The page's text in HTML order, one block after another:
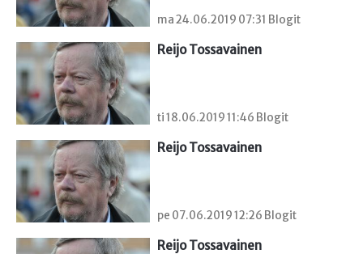
ma 24.06.2019 07:31 Blogit
Reijo Tossavainen
ti 18.06.2019 11:46 Blogit
Reijo Tossavainen
pe 07.06.2019 12:26 Blogit
Reijo Tossavainen